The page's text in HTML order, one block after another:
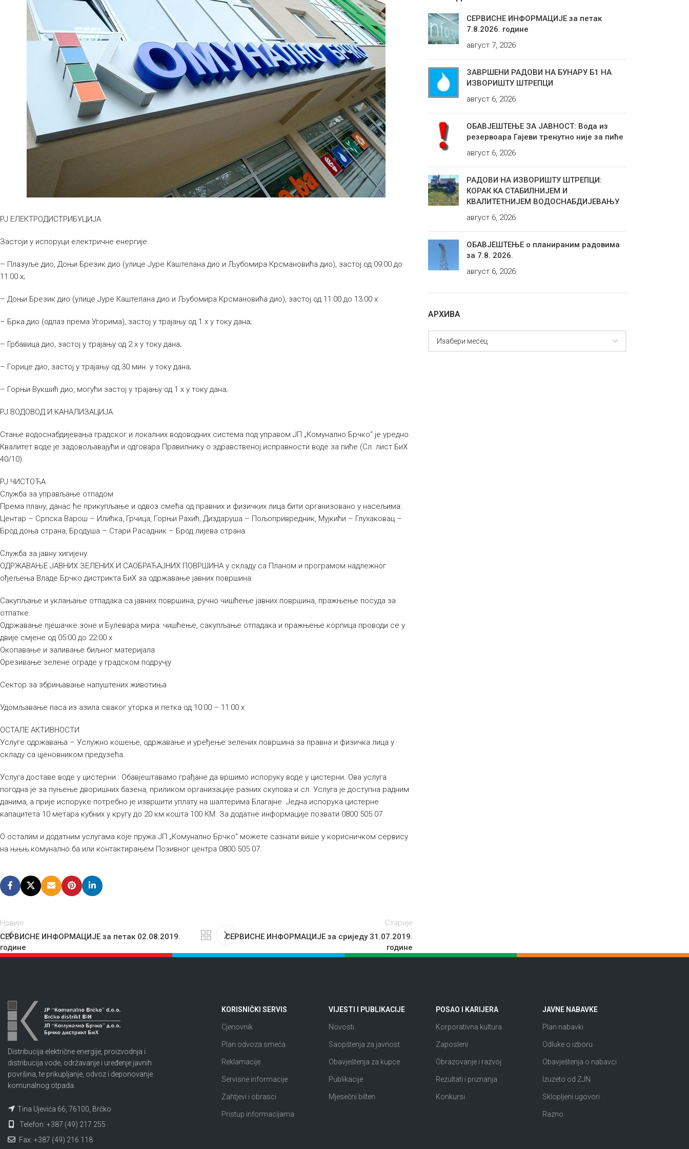
РЈ ЕЛЕКТРОДИСТРИБУЦИЈА
Застоји у испоруци електричне енергије:
– Плазуље дио, Доњи Брезик дио (улице Јуре Каштелана дио и Љубомира Крсмановића дио), застој од 09:00 до
11:00 х;
– Доњи Брезик дио (улице Јуре Каштелана дио и Љубомира Крсмановића дио), застој од 11:00 до 13:00 х
– Брка дио (одлаз према Угорима), застој у трајању од 1 х у току дана;
– Грбавица дио, застој у трајању од 2 х у току дана;
– Горице дио, застој у трајању од 30 мин. у току дана;
– Горњи Вукшић дио, могући застој у трајању од 1 х у току дана;
РЈ ВОДОВОД И КАНАЛИЗАЦИЈА.
Стање водоснабдијевања градског и локалних водоводних система под управом ЈП „Комунално Брчко“ је уредно.
Квалитет воде је задовољавајући и одговара Правилнику о здравственој исправности воде за пиће (Сл. лист БиХ
40/10).
РЈ ЧИСТОЋА
Служба за управљање отпадом
Према плану, данас ће прикупљање и одвоз смећа од правних и физичких лица бити организовано у насељима:
Центар – Српска Варош – Илићка, Грчица, Горњи Рахић, Диздаруша – Пољопривредник, Мујкићи – Глухаковац –
Брод доња страна, Бродуша – Стари Расадник – Брод лијева страна.
Служба за јавну хигијену
ОДРЖАВАЊЕ ЈАВНИХ ЗЕЛЕНИХ И САОБРАЋАЈНИХ ПОВРШИНА у складу са Планом и програмом надлежног
ођељења Владе Брчко дистрикта БиХ за одржавање јавних површина:
Сакупљање и уклањање отпадака са јавних површина, ручно чишћење јавних површина, пражњење посуда за
отпатке.
Одржавање пјешачке зоне и Булевара мира: чишћење, сакупљање отпадака и пражњење корпица проводи се у
двије смјене од 05:00 до 22:00 х
Окопавање и заливање биљног материјала
Орезивање зелене ограде у градском подручју
Сектор за збрињавање напуштених животиња
Удомљавање паса из азила сваког уторка и петка од 10:00 – 11:00 х
ОСТАЛЕ АКТИВНОСТИ
Услуге одржавања – Услужно кошење, одржавање и уређење зелених површина за правна и физичка лица у
складу са цјеновником предузећа.
Услуга доставе воде у цистерни : Обавјештавамо грађане да вршимо испоруку воде у цистерни. Ова услуга
погодна је за пуњење дворишних базена, приликом организације разних скупова и сл. Услуга је доступна радним
данима, а прије испоруке потребно је извршити уплату на шалтерима Благајне. Једна испорука цистерне
капацитета 10 метара кубних у кругу до 20 км кошта 100 КМ. За додатне информације позвати 0800 505 07.
О осталим и додатним услугама које пружа ЈП „Комунално Брчко“ можете сазнати више у корисничком сервису
на њњњ.комунално.ба или контактирањем Позивног центра 0800 505 07.
Новије
СЕРВИСНЕ ИНФОРМАЦИЈЕ за петак 02.08.2019.
године
Старије
СЕРВИСНЕ ИНФОРМАЦИЈЕ за сриједу 31.07.2019.
године
СЕРВИСНЕ ИНФОРМАЦИЈЕ за петак
7.8.2026. године
август 7, 2026
ЗАВРШЕНИ РАДОВИ НА БУНАРУ Б1 НА
ИЗВОРИШТУ ШТРЕПЦИ
август 6, 2026
ОБАВЈЕШТЕЊЕ ЗА ЈАВНОСТ: Вода из
резервоара Гајеви тренутно није за пиће
август 6, 2026
РАДОВИ НА ИЗВОРИШТУ ШТРЕПЦИ:
КОРАК КА СТАБИЛНИЈЕМ И
КВАЛИТЕТНИЈЕМ ВОДОСНАБДИЈЕВАЊУ
август 6, 2026
ОБАВЈЕШТЕЊЕ о планираним радовима
за 7.8. 2026.
август 6, 2026
АРХИВА
Distribucija električne energije, proizvodnja i
distribucija vode, održavanje i uređenje javnih
površina, te prikupljanje, odvoz i deponovanje
komunalnog otpada.
Tina Ujevića 66, 76100, Brčko
Telefon: +387 (49) 217 255
Fax: +387 (49) 216 118
KORISNIČKI SERVIS
Cjenovnik
Plan odvoza smeća
Reklamacije
Servisne informacije
Zahtjevi i obrasci
Pristup informacijama
VIJESTI I PUBLIKACIJE
Novosti
Saopštenja za javnost
Obavještenja za kupce
Publikacije
Mjesečni bilten
POSAO I KARIJERA
Korporativna kultura
Zaposleni
Obrazovanje i razvoj
Rezultati i priznanja
Konkursi
JAVNE NABAVKE
Plan nabavki
Odluke o izboru
Obavještenja o nabavci
Izuzeto od ZJN
Sklopljeni ugovori
Razno